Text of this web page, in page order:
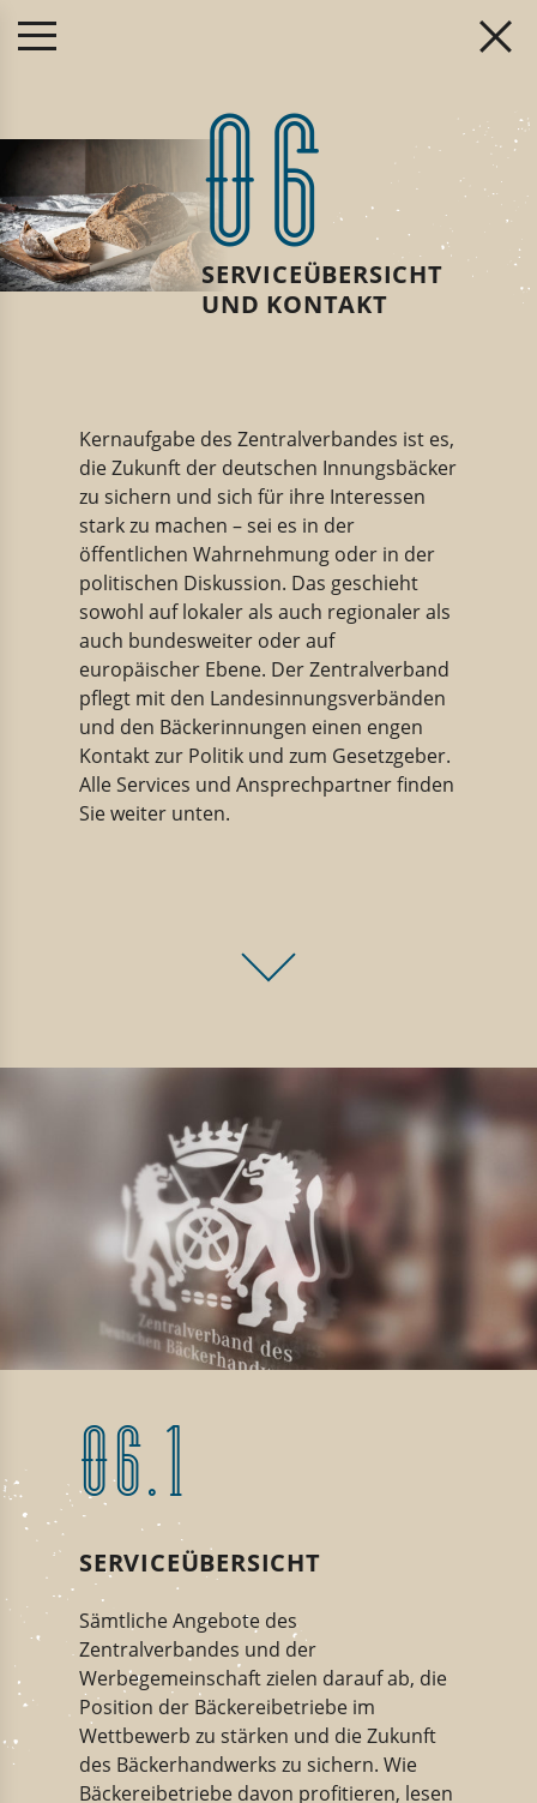
06
SERVICEÜBERSICHT
UND KONTAKT
Kernaufgabe des Zentralverbandes ist es,
die Zukunft der deutschen Innungsbäcker
zu sichern und sich für ihre Interessen
stark zu machen – sei es in der
öffentlichen Wahrnehmung oder in der
politischen Diskussion. Das geschieht
sowohl auf lokaler als auch regionaler als
auch bundesweiter oder auf
europäischer Ebene. Der Zentralverband
pflegt mit den Landesinnungsverbänden
und den Bäckerinnungen einen engen
Kontakt zur Politik und zum Gesetzgeber.
Alle Services und Ansprechpartner finden
Sie weiter unten.
06.1
SERVICEÜBERSICHT
Sämtliche Angebote des
Zentralverbandes und der
Werbegemeinschaft zielen darauf ab, die
Position der Bäckereibetriebe im
Wettbewerb zu stärken und die Zukunft
des Bäckerhandwerks zu sichern. Wie
Bäckereibetriebe davon profitieren, lesen